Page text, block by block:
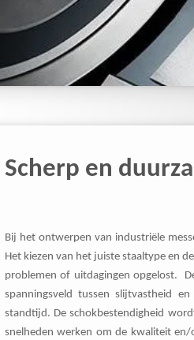
Scherp en
Bij het ontwerpen van industriële
Het kiezen van het juiste staaltype en
problemen of uitdagingen opgelost.
spanningsveld tussen slijtvastheid
standtijd. De schokbestendigheid
snelheden werken om de kwaliteit